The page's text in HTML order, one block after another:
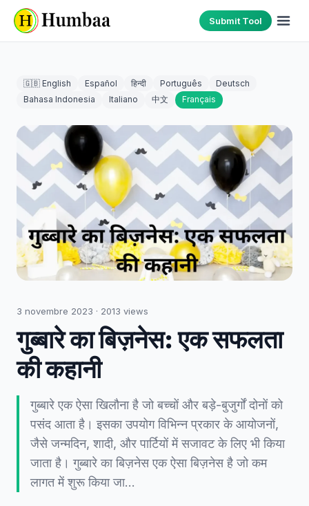
Submit Tool
🇬🇧 English Español हिन्दी Português
Deutsch
Bahasa Indonesia
Italiano 中文 Français
3 novembre 2023 · 2013 views
गुब्बारे का बिज़नेस: एक सफलता
की कहानी
गुब्बारे एक ऐसा खिलौना है जो बच्चों और बड़े-बुजुर्गों दोनों को
पसंद आता है। इसका उपयोग विभिन्न प्रकार के आयोजनों,
जैसे जन्मदिन, शादी, और पार्टियों में सजावट के लिए भी किया
जाता है। गुब्बारे का बिज़नेस एक ऐसा बिज़नेस है जो कम
लागत में शुरू किया जा…